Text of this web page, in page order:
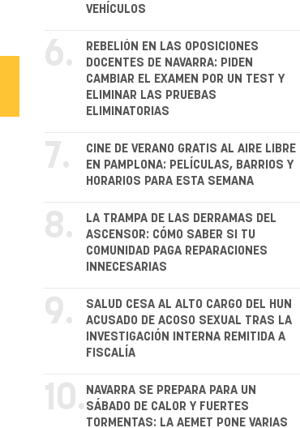
VEHÍCULOS
6.
REBELIÓN EN LAS OPOSICIONES
DOCENTES DE NAVARRA: PIDEN
CAMBIAR EL EXAMEN POR UN TEST Y
ELIMINAR LAS PRUEBAS
ELIMINATORIAS
7.
CINE DE VERANO GRATIS AL AIRE LIBRE
EN PAMPLONA: PELÍCULAS, BARRIOS Y
HORARIOS PARA ESTA SEMANA
8.
LA TRAMPA DE LAS DERRAMAS DEL
ASCENSOR: CÓMO SABER SI TU
COMUNIDAD PAGA REPARACIONES
INNECESARIAS
9.
SALUD CESA AL ALTO CARGO DEL HUN
ACUSADO DE ACOSO SEXUAL TRAS LA
INVESTIGACIÓN INTERNA REMITIDA A
FISCALÍA
10. NAVARRA SE PREPARA PARA UN
SÁBADO DE CALOR Y FUERTES
TORMENTAS: LA AEMET PONE VARIAS